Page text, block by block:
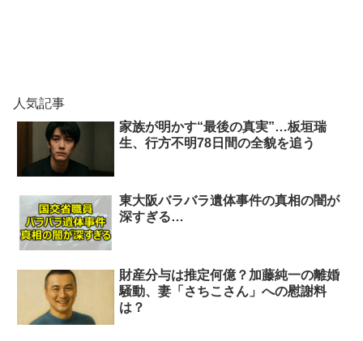
人気記事
家族が明かす“最後の真実”…板垣瑞
生、行方不明78日間の全貌を追う
東大阪バラバラ遺体事件の真相の闇が
深すぎる…
財産分与は推定何億？加藤純一の離婚
騒動、妻「さちこさん」への慰謝料
は？